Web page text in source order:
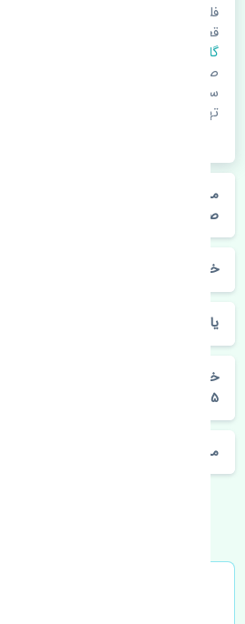
فلذا در صورت خرابی در اسرع زمان
قطعات یدکی اقدام فرمایید. در زمان
گلگیر
به اصلی بودن و کیفیت قطعات
صورت نیاز با مکانیک و کارشناسان
سعی خود را بفرمایید تا قطعات یدکی
تهیه بفرمایید.
مشخصات فنی چراغ خطر عقب راست
صندوق دار 2015-2017 اصلی
خودروسازی تویوتا
یاریس صندوق دار 2015-2017
خرید چراغ خطر عقب راست گلگیر
2015-2017 اصلی
مشخصات فنی اتومبیل